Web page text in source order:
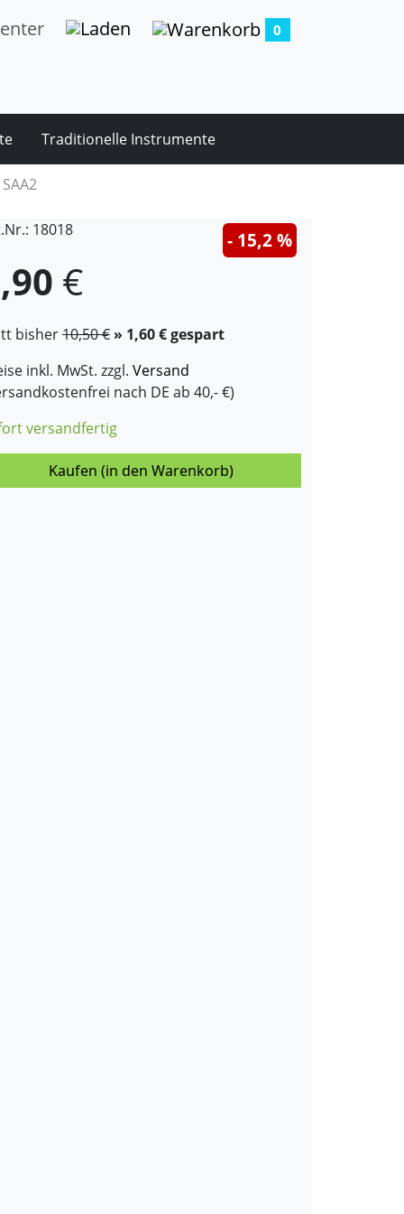
0
Traditionelle Instrumente
18018
€
bisher10,50 € » 1,60 € gespart
- 15,2 %
inkl. MwSt. zzgl. Versand
nach DE ab 40,- €)
versandfertig
Kaufen (in den Warenkorb)